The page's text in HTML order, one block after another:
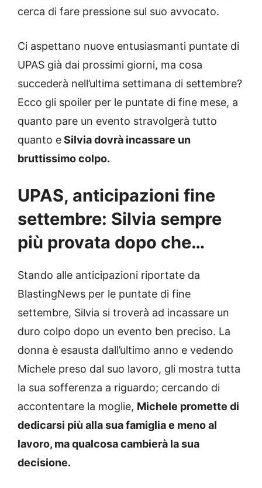
cerca di fare pressione sul suo avvocato.
Ci aspettano nuove entusiasmanti puntate di
UPAS già dai prossimi giorni, ma cosa
succederà nell’ultima settimana di settembre?
Ecco gli spoiler per le puntate di fine mese, a
quanto pare un evento stravolgerà tutto
quanto eSilvia dovrà incassare un
bruttissimo colpo.
UPAS, anticipazioni fine
settembre: Silvia sempre
più provata dopo che…
Stando alle anticipazioni riportate da
BlastingNews per le puntate di fine
settembre, Silvia si troverà ad incassare un
duro colpo dopo un evento ben preciso. La
donna è esausta dall’ultimo anno e vedendo
Michele preso dal suo lavoro, gli mostra tutta
la sua sofferenza a riguardo; cercando di
accontentare la moglie, Michele promette di
dedicarsi più alla sua famiglia e meno al
lavoro, ma qualcosa cambierà la sua
decisione.